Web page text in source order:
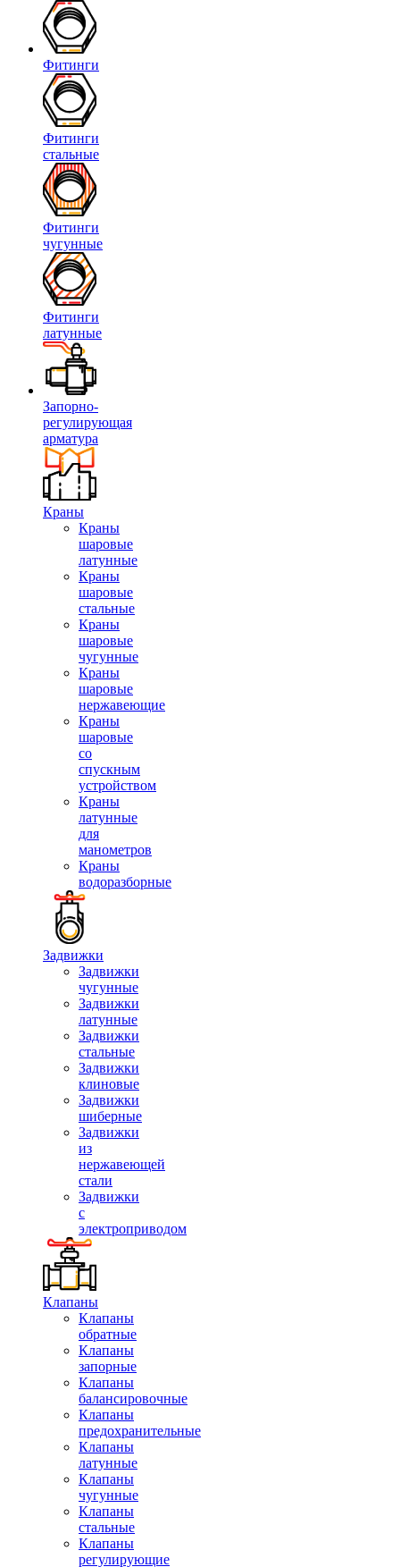
Фитинги
Фитинги
стальные
Фитинги
чугунные
Фитинги
латунные
Запорно-
регулирующая
арматура
Краны
Краны
шаровые
латунные
Краны
шаровые
стальные
Краны
шаровые
чугунные
Краны
шаровые
нержавеющие
Краны
шаровые
со
спускным
устройством
Краны
латунные
для
манометров
Краны
водоразборные
Задвижки
Задвижки
чугунные
Задвижки
латунные
Задвижки
стальные
Задвижки
клиновые
Задвижки
шиберные
Задвижки
из
нержавеющей
стали
Задвижки
с
электроприводом
Клапаны
Клапаны
обратные
Клапаны
запорные
Клапаны
балансировочные
Клапаны
предохранительные
Клапаны
латунные
Клапаны
чугунные
Клапаны
стальные
Клапаны
регулирующие